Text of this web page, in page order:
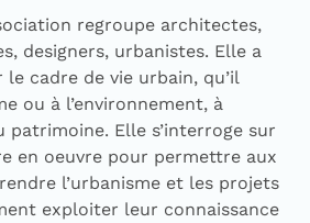
regroupe architectes,
designers, urbanistes. Elle a
le cadre de vie urbain, qu’il
ou à l’environnement, à
patrimoine. Elle s’interroge sur
en oeuvre pour permettre aux
l’urbanisme et les projets
exploiter leur connaissance